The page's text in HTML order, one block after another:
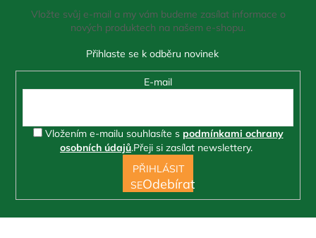
Vložte svůj e-mail a my vám budeme zasílat informace o
nových produktech na našem e-shopu.
E-mail
Vložením e-mailu souhlasíte s podmínkami ochrany
osobních údajů.Přeji si zasílat newslettery.
PŘIHLÁSIT
SE